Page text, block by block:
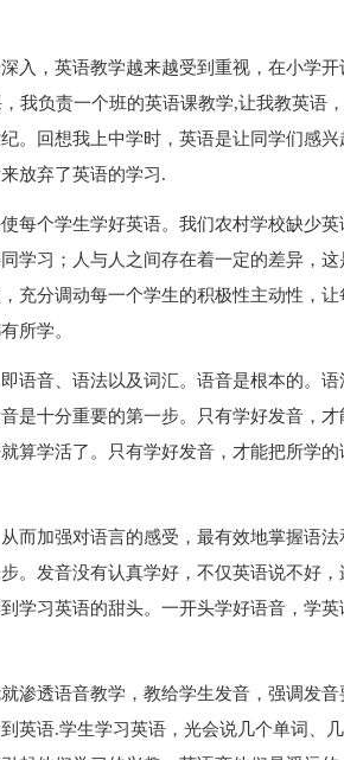
入，英语教学越来越受到重视，在小学
我负责一个班的英语课教学,让我教英语
。回想我上中学时，英语是让同学们感
放弃了英语的学习.
每个学生学好英语。我们农村学校缺少
学习；人与人之间存在着一定的差异，
充分调动每一个学生的积极性主动性，
所学。
语音、语法以及词汇。语音是根本的。
是十分重要的第一步。只有学好发音，
算学活了。只有学好发音，才能把所学
而加强对语言的感受，最有效地掌握语
。发音没有认真学好，不仅英语说不好
学习英语的甜头。一开头学好语音，学
渗透语音教学，教给学生发音，强调发
英语.学生学习英语，光会说几个单词、